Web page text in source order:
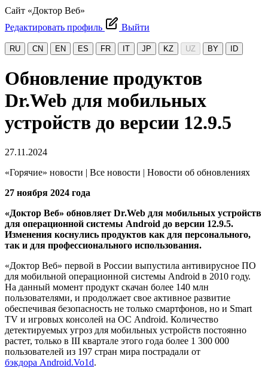
Сайт «Доктор Веб»
Редактировать профиль
Выйти
RU CN EN ES FR IT JP KZ UZ BY ID
Обновление продуктов
Dr.Web для мобильных
устройств до версии 12.9.5
27.11.2024
«Горячие» новости | Все новости | Новости об обновлениях
27 ноября 2024 года
«Доктор Веб» обновляет Dr.Web для мобильных устройств
для операционной системы Android до версии 12.9.5.
Изменения коснулись продуктов как для персонального,
так и для профессионального использования.
«Доктор Веб» первой в России выпустила антивирусное ПО
для мобильной операционной системы Android в 2010 году.
На данный момент продукт скачан более 140 млн
пользователями, и продолжает свое активное развитие
обеспечивая безопасность не только смартфонов, но и Smart
TV и игровых консолей на ОС Android. Количество
детектируемых угроз для мобильных устройств постоянно
растет, только в III квартале этого года более 1 300 000
пользователей из 197 стран мира пострадали от
бэкдора Android.Vo1d.